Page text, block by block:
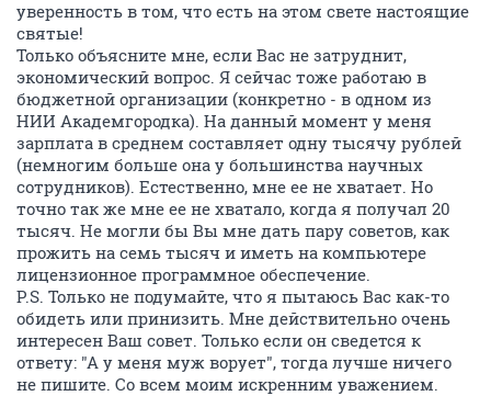
уверенность в том, что есть на этом свете настоящие
святые!
Только объясните мне, если Вас не затруднит,
экономический вопрос. Я сейчас тоже работаю в
бюджетной организации (конкретно - в одном из
НИИ Академгородка). На данный момент у меня
зарплата в среднем составляет одну тысячу рублей
(немногим больше она у большинства научных
сотрудников). Естественно, мне ее не хватает. Но
точно так же мне ее не хватало, когда я получал 20
тысяч. Не могли бы Вы мне дать пару советов, как
прожить на семь тысяч и иметь на компьютере
лицензионное программное обеспечение.
P.S. Только не подумайте, что я пытаюсь Вас как-то
обидеть или принизить. Мне действительно очень
интересен Ваш совет. Только если он сведется к
ответу: "А у меня муж ворует", тогда лучше ничего
не пишите. Со всем моим искренним уважением.